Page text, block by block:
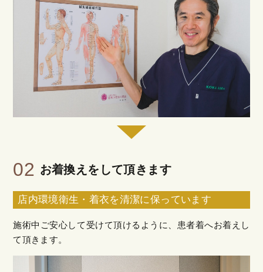
02 お着換えをして頂きます
店内環境衛生・着衣を清潔に保っています
施術中ご安心して受けて頂けるように、患者着へお着えし
て頂きます。